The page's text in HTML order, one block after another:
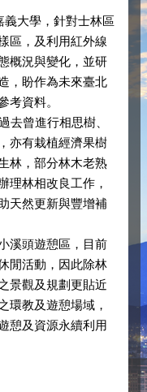
大學，針對士林區
區，及利用紅外線
概況與變化，並研
，盼作為未來臺北
考資料。
曾進行相思樹、
亦有栽植經濟果樹
林，部分林木老熟
理林相改良工作，
天然更新與豐增補
頭遊憩區，目前
閒活動，因此除林
景觀及規劃更貼近
環教及遊憩場域，
憩及資源永續利用